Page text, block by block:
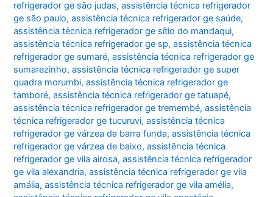
refrigerador ge são judas,assistência técnica refrigerador
ge são paulo,assistência técnica refrigerador ge saúde,
assistência técnica refrigerador ge sítio do mandaqui,
assistência técnica refrigerador ge sp,assistência técnica
refrigerador ge sumaré,assistência técnica refrigerador ge
sumarezinho,assistência técnica refrigerador ge super
quadra morumbi,assistência técnica refrigerador ge
tamboré,assistência técnica refrigerador ge tatuapé,
assistência técnica refrigerador ge tremembé,assistência
técnica refrigerador ge tucuruvi,assistência técnica
refrigerador ge várzea da barra funda,assistência técnica
refrigerador ge várzea de baixo,assistência técnica
refrigerador ge vila airosa,assistência técnica refrigerador
ge vila alexandria,assistência técnica refrigerador ge vila
amália,assistência técnica refrigerador ge vila amélia,